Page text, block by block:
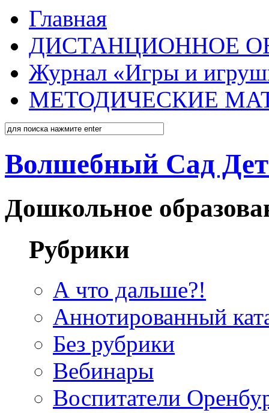
Главная
ДИСТАНЦИОННОЕ
Журнал «Игры и
МЕТОДИЧЕСКИЕ
Волшебный Сад
Дошкольное
Рубрики
А что дальше?!
Аннотированный
Без рубрики
Вебинары
Воспитатели